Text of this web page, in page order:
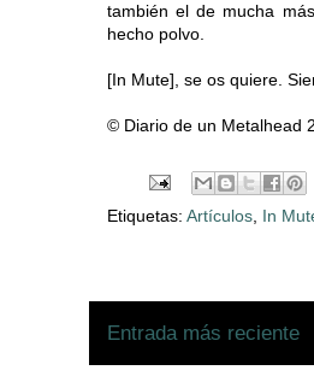
también el de mucha
hecho polvo.
[In Mute], se os quiere.
© Diario de un Metalhead
Etiquetas: Artículos, In
Entrada más reciente